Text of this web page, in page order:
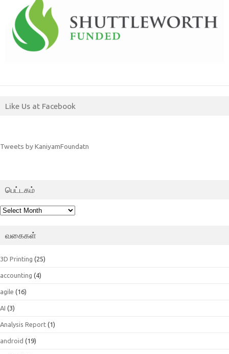
Like Us at Facebook
Tweets by KaniyamFoundatn
பெட்டகம்
பெட்டகம்
வகைகள்
3D Printing (25)
accounting (4)
agile (16)
AI (3)
Analysis Report (1)
android (19)